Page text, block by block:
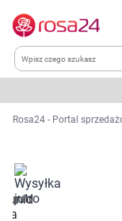
Kategorie
Dla zwierząt
Rosa24 - Portal